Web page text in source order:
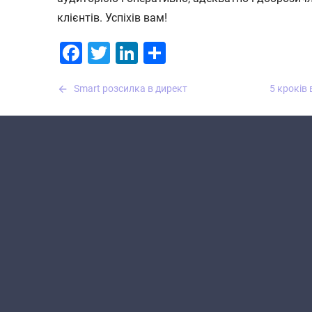
клієнтів. Успіхів вам!
Facebook
TwitterLinkedIn
Навігація
Smart розсилка в директ 5 кроків